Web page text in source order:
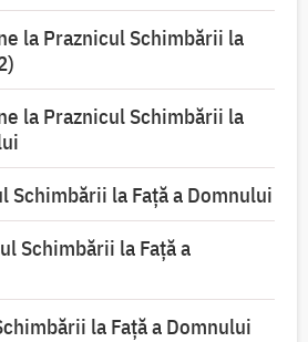
la Praznicul Schimbării la
la Praznicul Schimbării la
Schimbării la Faţă a Domnului
Schimbării la Faţă a
la Față a Domnului